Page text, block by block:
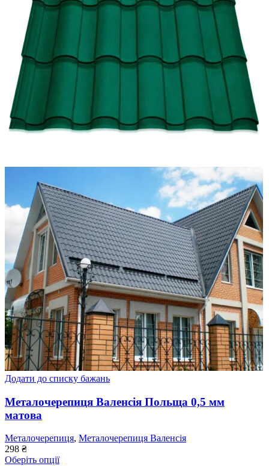
Додати до списку бажань
Металочерепиця Валенсія Польща 0,5 мм
матова
Металочерепиця, Металочерепиця Валенсія
298 ₴
Оберіть опції